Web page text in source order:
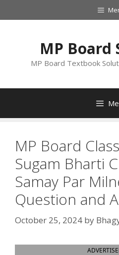
to
MP Board
MP Board Textbook
MP Board
Sugam Bharti
Samay Par
Question and
October 25, 2024 by